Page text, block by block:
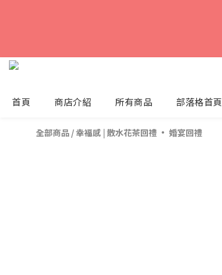
首頁 商店介紹 所有商品 部落格首頁
全部商品 /幸福感 | 散水花茶回禮 · 婚宴回禮